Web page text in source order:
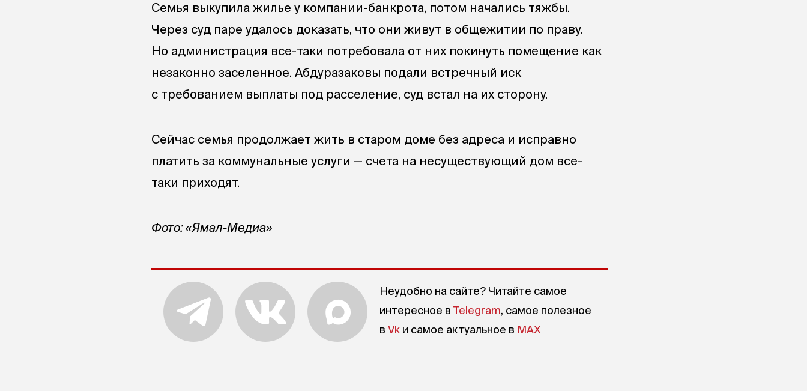
Семья выкупила жилье у компании-банкрота, потом начались тяжбы.
Через суд паре удалось доказать, что они живут в общежитии по праву.
Но администрация все-таки потребовала от них покинуть помещение как
незаконно заселенное. Абдуразаковы подали встречный иск
с требованием выплаты под расселение, суд встал на их сторону.
Сейчас семья продолжает жить в старом доме без адреса и исправно
платить за коммунальные услуги — счета на несуществующий дом все-
таки приходят.
Фото: «Ямал-Медиа»
Неудобно на сайте? Читайте самое
интересное в Telegram, самое полезное
в Vk и самое актуальное в MAX